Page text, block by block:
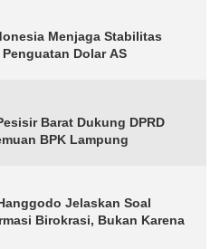
Menjaga Stabilitas
Dolar AS
Barat Dukung DPRD
BPK Lampung
Jelaskan Soal
Birokrasi, Bukan Karena